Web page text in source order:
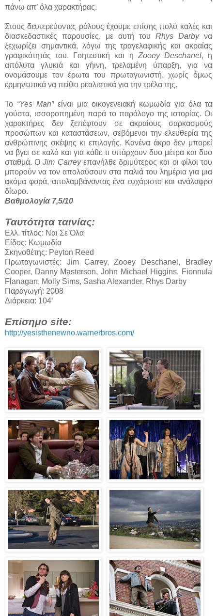
πάνω απ’ όλα χαρακτήρας.
Στους δευτερεύοντες ρόλους έχουμε επίσης πολύ καλές και
διασκεδαστικές παρουσίες, με αυτή του Rhys Darbyνα
ξεχωρίζει σημαντικά, λόγω της τραγελαφικής και ακραίας
γραφικότητάς του. Γοητευτική και η Zooey Deschanel, η
απόλυτα γλυκιά και γήινη, τρελαμένη ύπαρξη, για να
ονομάσουμε τον έρωτα του πρωταγωνιστή, χωρίς όμως
ερμηνευτικά να πείθει ρεαλιστικά για την τρέλα της.
Το “Yes Man”είναι μια οικογενειακή κωμωδία για όλα τα
γούστα, ισσοροπημένη παρά το παράλογο της ιστορίας. Οι
χαρακτήρες δεν ξεπέφτουν σε ακραίους σαρκασμούς
προσώπων και καταστάσεων, σεβόμενοι την ελευθερία της
ανθρώπινης σκέψης κι επιλογής. Κανένα άκρο δεν μπορεί
να βγει σε καλό και για κάθε τι υπάρχουν δυο μέτρα και δυο
σταθμά. ΟJim Carreyεπανήλθε δριμύτερος και οι φίλοι του
μπορούν να τον απολαύσουν στα παλιά του λημέρια για μια
ακόμα φορά, απολαμβάνοντας ένα ευχάριστο και ανάλαφρο
δίωρο.
Βαθμολογία 7,5/10
Ταυτότητα ταινίας:
Ελλ. τίτλος: Ναι Σε Όλα
Είδος: Κωμωδία
Σκηνοθέτης: Peyton Reed
Πρωταγωνιστές: Jim Carrey, Zooey Deschanel, Bradley
Cooper, Danny Masterson, John Michael Higgins, Fionnula
Flanagan, Molly Sims, Sasha Alexander, Rhys Darby
Παραγωγή: 2008
Διάρκεια: 104’
Επίσημο site:
http://yesisthenewno.warnerbros.com/